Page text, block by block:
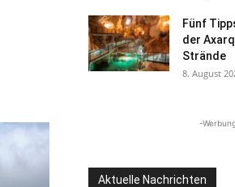
Fünf
der
Strände
8. August
-
Aktuelle Nachrichten